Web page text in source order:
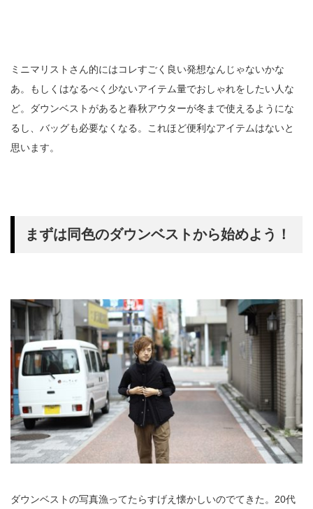
ミニマリストさん的にはコレすごく良い発想なんじゃないかな
あ。もしくはなるべく少ないアイテム量でおしゃれをしたい人な
ど。ダウンベストがあると春秋アウターが冬まで使えるようにな
るし、バッグも必要なくなる。これほど便利なアイテムはないと
思います。
まずは同色のダウンベストから始めよう！
ダウンベストの写真漁ってたらすげえ懐かしいのでてきた。20代